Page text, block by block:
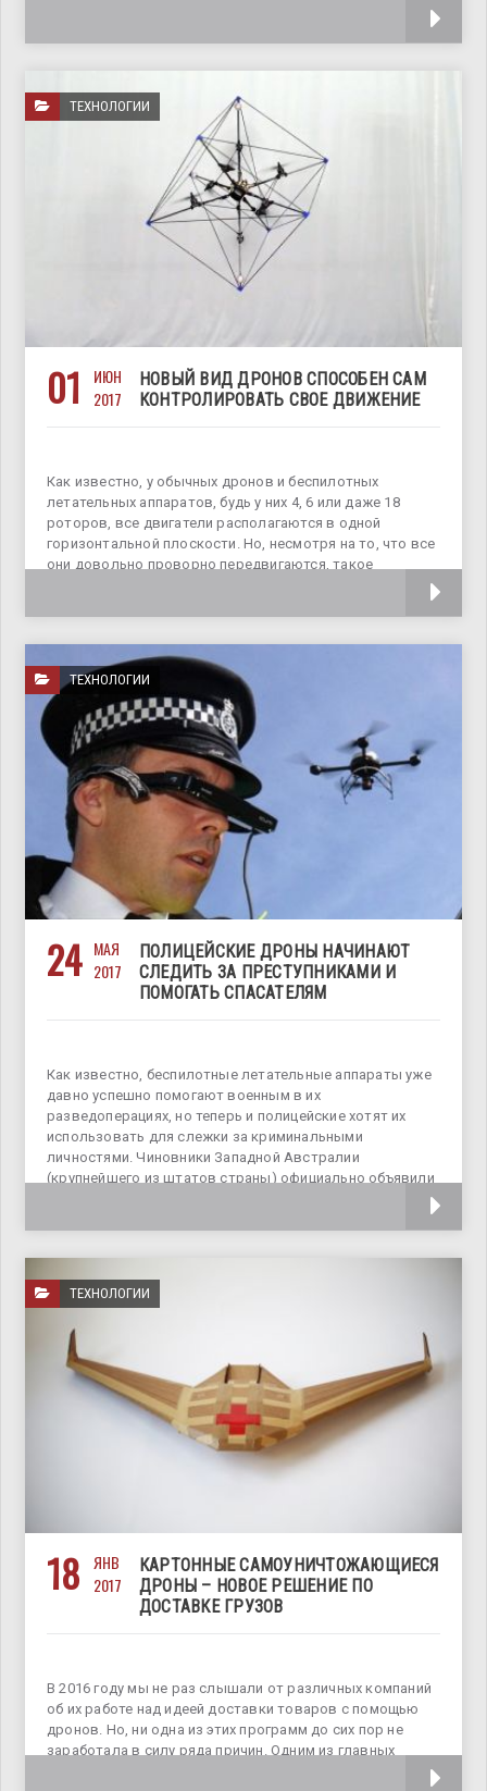
ТЕХНОЛОГИИ
01
ИЮН
2017
НОВЫЙ ВИД ДРОНОВ СПОСОБЕН САМ
КОНТРОЛИРОВАТЬ СВОЕ ДВИЖЕНИЕ
Как известно, у обычных дронов и беспилотных
летательных аппаратов, будь у них 4, 6 или даже 18
роторов, все двигатели располагаются в одной
горизонтальной плоскости. Но, несмотря на то, что все
они довольно проворно передвигаются, такое
ТЕХНОЛОГИИ
24 МАЯ
2017
ПОЛИЦЕЙСКИЕ ДРОНЫ НАЧИНАЮТ
СЛЕДИТЬ ЗА ПРЕСТУПНИКАМИ И
ПОМОГАТЬ СПАСАТЕЛЯМ
Как известно, беспилотные летательные аппараты уже
давно успешно помогают военным в их
разведоперациях, но теперь и полицейские хотят их
использовать для слежки за криминальными
личностями. Чиновники Западной Австралии
(крупнейшего из штатов страны) официально объявили
ТЕХНОЛОГИИ
18
ЯНВ
2017
КАРТОННЫЕ САМОУНИЧТОЖАЮЩИЕСЯ
ДРОНЫ – НОВОЕ РЕШЕНИЕ ПО
ДОСТАВКЕ ГРУЗОВ
В 2016 году мы не раз слышали от различных компаний
об их работе над идеей доставки товаров с помощью
дронов. Но, ни одна из этих программ до сих пор не
заработала в силу ряда причин. Одним из главных